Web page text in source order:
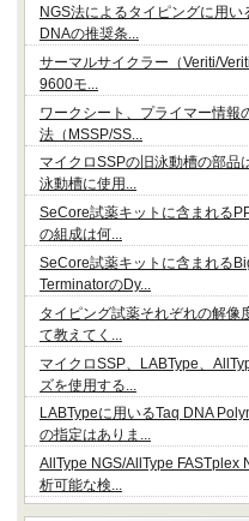
NGS法によるタイピングに用い
DNAの推奨条...
サーマルサイクラー（Veriti/
9600モ...
ワークシート、プライマー情報
法（MSSP/SS...
マイクロSSPの旧泳動槽の部品
泳動槽に使用...
SeCore試薬キットに含まれる
の組成は何...
SeCore試薬キットに含まれる
TerminatorのDy...
タイピング試薬それぞれの解像
て教えてく...
マイクロSSP、LABType、
ズを使用する...
LABTypeに用いるTaq DNA
の指定はありま...
AllType NGS/AllType FASTplex
析可能な検...